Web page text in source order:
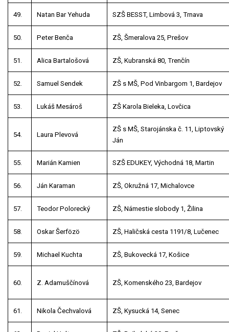
49. Natan Bar Yehuda SZŠ BESST, Limbová 3, Trnava
50. Peter Benča ZŠ, Šmeralova 25, Prešov
51. Alica Bartalošová ZŠ, Kubranská 80, Trenčín
52. Samuel Sendek ZŠ s MŠ, Pod Vinbargom 1, Bardejov
53. Lukáš Mesároš ZŠ Karola Bieleka, Lovčica
54. Laura Plevová
ZŠ s MŠ, Starojánska č. 11, Liptovský
Ján
55. Marián Kamien SZŠ EDUKEY, Východná 18, Martin
56. Ján Karaman ZŠ, Okružná 17, Michalovce
57. Teodor Polorecký ZŠ, Námestie slobody 1, Žilina
58. OskarŠerfözö ZŠ, Haličská cesta 1191/8, Lučenec
59. Michael Kuchta ZŠ, Bukovecká 17, Košice
60. Z. Adamuščínová ZŠ, Komenského 23, Bardejov
61. Nikola Čechvalová ZŠ, Kysucká 14, Senec